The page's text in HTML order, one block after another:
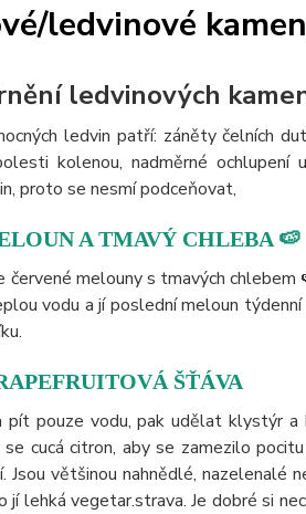
ledvinové
ledvinových
ledvin patří: záněty čelních
kolenou, nadměrné
proto se nesmí podceňovat,
A TMAVÝ CHLEBA 🍉
červené melouny s tmavých
vodu a jí poslední meloun
ŠŤÁVA
pít pouze vodu, pak udělat klystýr
cucá citron, aby se zamezilo
Jsou většinou nahnědlé, nazelenalé
jí lehká vegetar.strava. Je dobré si